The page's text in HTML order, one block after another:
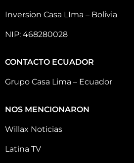
Inversion Casa LIma – Bolivia
NIP: 468280028
CONTACTO ECUADOR
Grupo Casa Lima – Ecuador
NOS MENCIONARON
Willax Noticias
Latina TV